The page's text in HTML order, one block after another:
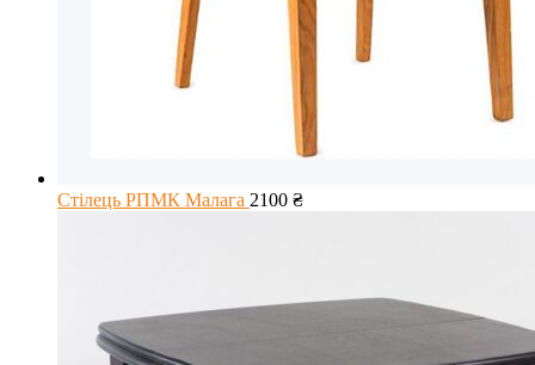
Стілець РПМК Малага 2100 ₴